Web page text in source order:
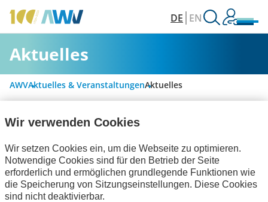
DE EN
Aktuelles
AWVAktuelles & VeranstaltungenAktuelles
Personalwirtschaft
Wir verwenden Cookies
Wir setzen Cookies ein, um die Webseite zu optimieren.
Notwendige Cookies sind für den Betrieb der Seite
erforderlich und ermöglichen grundlegende Funktionen wie
die Speicherung von Sitzungseinstellungen. Diese Cookies
sind nicht deaktivierbar.